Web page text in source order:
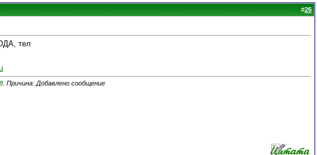
#26
тел
. Причина: Добавлено сообщение